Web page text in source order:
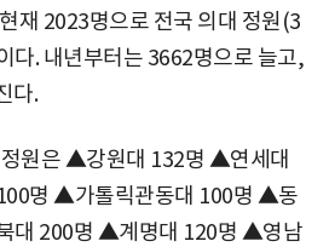
재 2023명으로 전국 의대 정원(3
다. 내년부터는 3662명으로 늘고,
다.
원은 ▲강원대 132명 ▲연세대
명 ▲가톨릭관동대 100명 ▲동
대 200명 ▲계명대 120명 ▲영남